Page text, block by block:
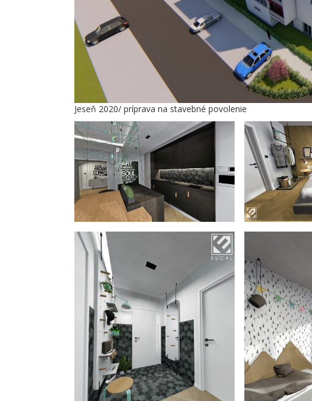
Jeseň 2020/ príprava na stavebné povolenie